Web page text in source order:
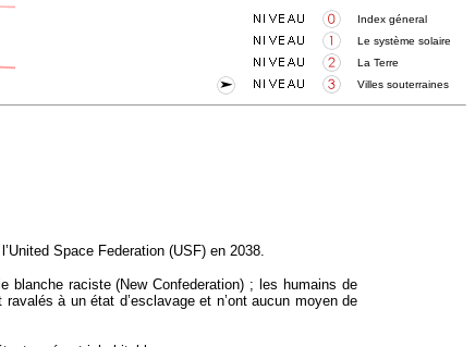
Index géneral
Le système solaire
La Terre
Villes souterraines
Space Federation (USF) en 2038.
blanche raciste (New Confederation) ; les humains de
à un état d’esclavage et n’ont aucun moyen de